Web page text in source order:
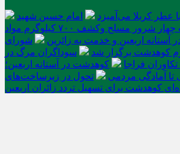
کربلا می‌آمیزد
امام حسین شهید
هلاکت چهار شرور مسلح وکشف ۷۰۰ کیلوگرم مواد
اربعین و خدمت‌ به زائرین
شورای
کوهدشت برگزار شد
سوداگران مرگ در
فراجا
کوهدشت در آستانه اربعین؛
تا آمادگی مردمی
تحول در زیرساخت‌های
کوهدشت برای تسهیل تردد زائران اربعین